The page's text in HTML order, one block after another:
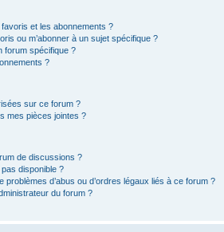
et les abonnements ?
ou m’abonner à un sujet spécifique ?
forum spécifique ?
?
sur ce forum ?
mes pièces jointes ?
de discussions ?
pas disponible ?
d’abus ou d’ordres légaux liés à ce forum ?
du forum ?